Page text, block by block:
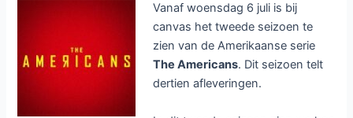
Vanaf woensdag 6 juli is bij
canvas het tweede seizoen te
zien van de Amerikaanse serie
The Americans. Dit seizoen telt
dertien afleveringen.